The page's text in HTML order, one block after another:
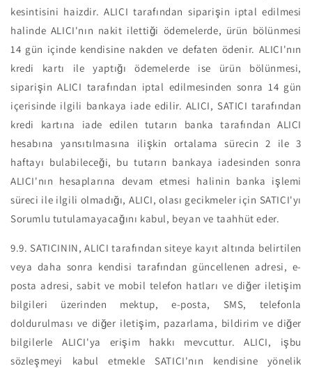
kesintisini haizdir. ALICI tarafından siparişin iptal edilmesi
halinde ALICI'nın nakit ilettiği ödemelerde, ürün bölünmesi
14 gün içinde kendisine nakden ve defaten ödenir. ALICI'nın
kredi kartı ile yaptığı ödemelerde ise ürün bölünmesi,
siparişin ALICI tarafından iptal edilmesinden sonra 14 gün
içerisinde ilgili bankaya iade edilir. ALICI, SATICI tarafından
kredi kartına iade edilen tutarın banka tarafından ALICI
hesabına yansıtılmasına ilişkin ortalama sürecin 2 ile 3
haftayı bulabileceği, bu tutarın bankaya iadesinden sonra
ALICI'nın hesaplarına devam etmesi halinin banka işlemi
süreci ile ilgili olmadığı, ALICI, olası gecikmeler için SATICI'yı
Sorumlu tutulamayacağını kabul, beyan ve taahhüt eder.
9.9. SATICININ, ALICI tarafından siteye kayıt altında belirtilen
veya daha sonra kendisi tarafından güncellenen adresi, e-
posta adresi, sabit ve mobil telefon hatları ve diğer iletişim
bilgileri üzerinden mektup, e-posta, SMS, telefonla
doldurulması ve diğer iletişim, pazarlama, bildirim ve diğer
bilgilerle ALICI'ya erişim hakkı mevcuttur. ALICI, işbu
sözleşmeyi kabul etmekle SATICI'nın kendisine yönelik